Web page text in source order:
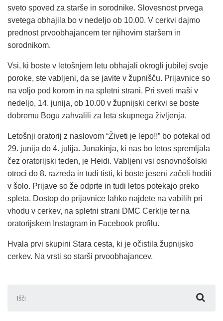
sveto spoved za starše in sorodnike. Slovesnost prvega
svetega obhajila bo v nedeljo ob 10.00. V cerkvi dajmo
prednost prvoobhajancem ter njihovim staršem in
sorodnikom.
Vsi, ki boste v letošnjem letu obhajali okrogli jubilej svoje
poroke, ste vabljeni, da se javite v župnišču. Prijavnice so
na voljo pod korom in na spletni strani. Pri sveti maši v
nedeljo, 14. junija, ob 10.00 v župnijski cerkvi se boste
dobremu Bogu zahvalili za leta skupnega življenja.
Letošnji oratorij z naslovom “Živeti je lepo!!” bo potekal od
29. junija do 4. julija. Junakinja, ki nas bo letos spremljala
čez oratorijski teden, je Heidi. Vabljeni vsi osnovnošolski
otroci do 8. razreda in tudi tisti, ki boste jeseni začeli hoditi
v šolo. Prijave so že odprte in tudi letos potekajo preko
spleta. Dostop do prijavnice lahko najdete na vabilih pri
vhodu v cerkev, na spletni strani DMC Cerklje ter na
oratorijskem Instagram in Facebook profilu.
Hvala prvi skupini Stara cesta, ki je očistila župnijsko
cerkev. Na vrsti so starši prvoobhajancev.